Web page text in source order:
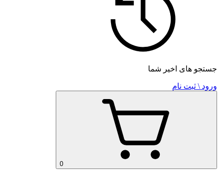
جستجو های اخیر شما
ورود \ ثبت نام
0